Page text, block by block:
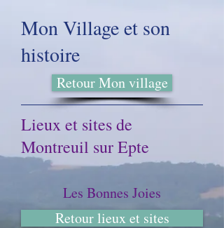
Mon Village et son
histoire
Retour Mon village
Lieux et sites de
Montreuil sur Epte
Les Bonnes Joies
Retour lieux et sites